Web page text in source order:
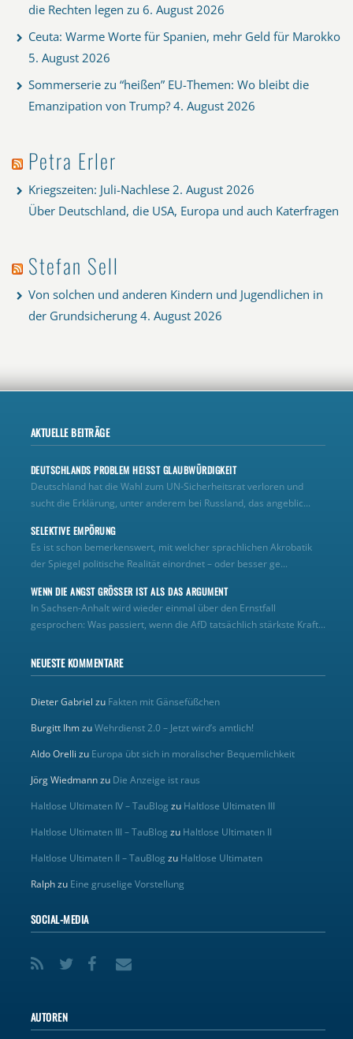
die Rechten legen zu 6. August 2026
Ceuta: Warme Worte für Spanien, mehr Geld für Marokko
5. August 2026
Sommerserie zu “heißen” EU-Themen: Wo bleibt die
Emanzipation von Trump? 4. August 2026
Petra Erler
Kriegszeiten: Juli-Nachlese 2. August 2026
Über Deutschland, die USA, Europa und auch Katerfragen
Stefan Sell
Von solchen und anderen Kindern und Jugendlichen in
der Grundsicherung 4. August 2026
AKTUELLE BEITRÄGE
DEUTSCHLANDS PROBLEM HEISST GLAUBWÜRDIGKEIT
Deutschland hat die Wahl zum UN‑Sicherheitsrat verloren und
sucht die Erklärung, unter anderem bei Russland, das angeblic...
SELEKTIVE EMPÖRUNG
Es ist schon bemerkenswert, mit welcher sprachlichen Akrobatik
der Spiegel politische Realität einordnet – oder besser ge...
WENN DIE ANGST GRÖSSER IST ALS DAS ARGUMENT
In Sachsen-Anhalt wird wieder einmal über den Ernstfall
gesprochen: Was passiert, wenn die AfD tatsächlich stärkste Kraft...
NEUESTE KOMMENTARE
Dieter Gabriel zu Fakten mit Gänsefüßchen
Burgitt IhmzuWehrdienst 2.0 – Jetzt wird’s amtlich!
Aldo Orelli zu Europa übt sich in moralischer Bequemlichkeit
Jörg Wiedmannzu Die Anzeige ist raus
Haltlose Ultimaten IV – TauBlog zu Haltlose Ultimaten III
Haltlose Ultimaten III – TauBlog zu Haltlose Ultimaten II
Haltlose Ultimaten II – TauBlog zu Haltlose Ultimaten
Ralphzu Eine gruselige Vorstellung
SOCIAL-MEDIA
AUTOREN